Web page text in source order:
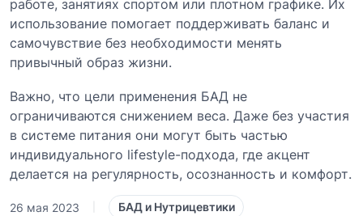
работе, занятиях спортом или плотном графике. Их
использование помогает поддерживать баланс и
самочувствие без необходимости менять
привычный образ жизни.
Важно, что цели применения БАД не
ограничиваются снижением веса. Даже без участия
в системе питания они могут быть частью
индивидуального lifestyle-подхода, где акцент
делается на регулярность, осознанность и комфорт.
26 мая 2023 БАД и Нутрицевтики